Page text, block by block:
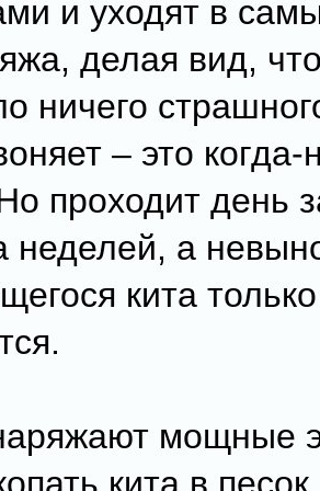
и уходят в
делая вид,
ничего
– это когда-
проходит день
неделей, а
кита только
мощные